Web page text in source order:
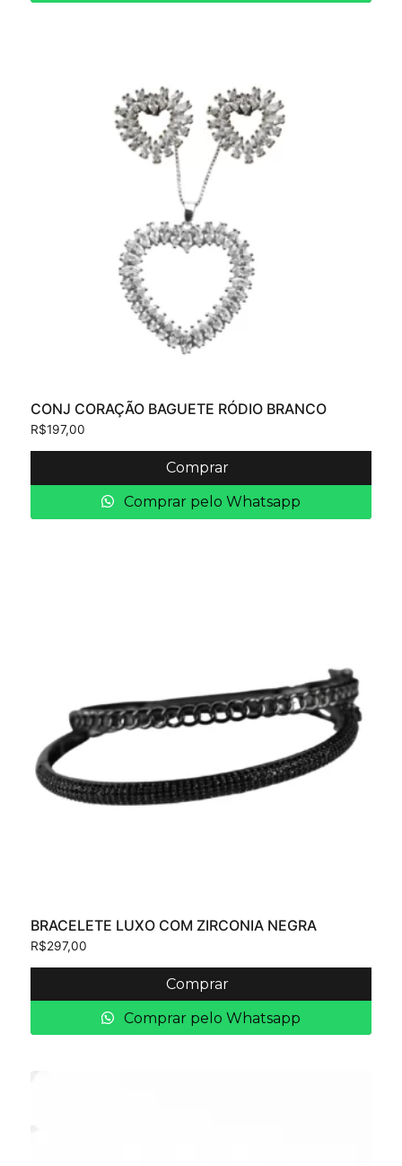
CONJ CORAÇÃO BAGUETE RÓDIO BRANCO
R$197,00
Comprar
Comprar pelo Whatsapp
BRACELETE LUXO COM ZIRCONIA NEGRA
R$297,00
Comprar
Comprar pelo Whatsapp